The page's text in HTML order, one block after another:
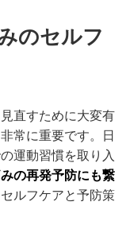
のセルフ
直すために大変有
常に重要です。日
運動習慣を取り入
の再発予防にも繋
ルフケアと予防策